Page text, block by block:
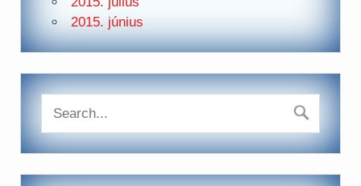
2015. június